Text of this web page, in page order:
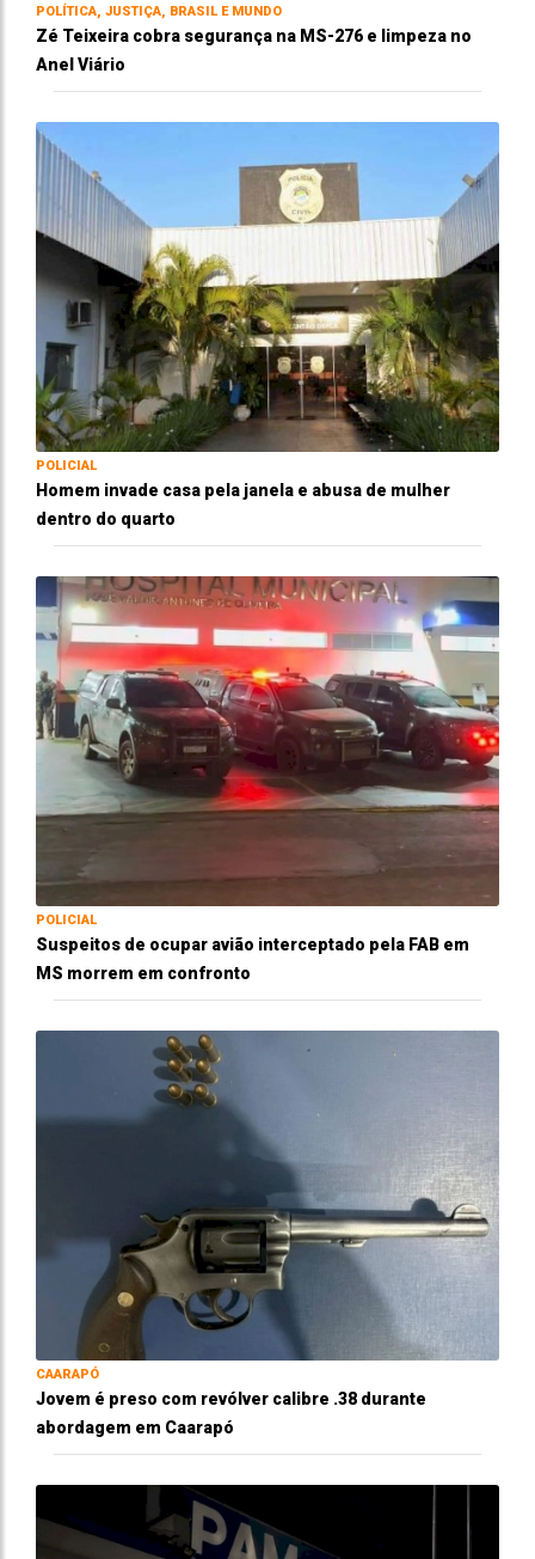
POLÍTICA, JUSTIÇA, BRASIL E MUNDO
Zé Teixeira cobra segurança na MS-276 e limpeza no
Anel Viário
POLICIAL
Homem invade casa pela janela e abusa de mulher
dentro do quarto
POLICIAL
Suspeitos de ocupar avião interceptado pela FAB em
MS morrem em confronto
CAARAPÓ
Jovem é preso com revólver calibre .38 durante
abordagem em Caarapó